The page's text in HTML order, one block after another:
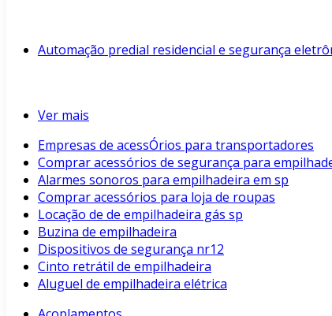
Automação predial residencial e segurança
Ver mais
Empresas de acessÓrios para transportadores
Comprar acessórios de segurança para
Alarmes sonoros para empilhadeira em sp
Comprar acessórios para loja de roupas
Locação de de empilhadeira gás sp
Buzina de empilhadeira
Dispositivos de segurança nr12
Cinto retrátil de empilhadeira
Aluguel de empilhadeira elétrica